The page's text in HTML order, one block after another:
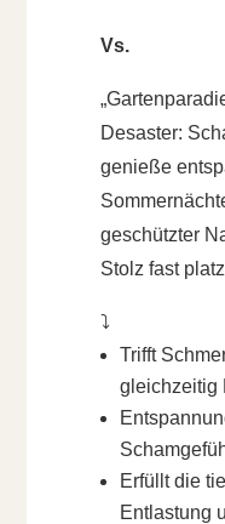
Vs.
Desaster:
genieße
geschützter
Stolz fast
⤵️
Trifft
gleichzeitig
Erfüllt die
Entlastung